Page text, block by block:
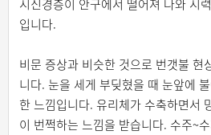
시신경층이 안구에서 떨어져 나와 시
입니다.
비문 증상과 비슷한 것으로 번갯불
니다. 눈을 세게 부딪혔을 때 눈앞에
한 느낌입니다. 유리체가 수축하면서
이 번쩍하는 느낌을 받습니다. 수주~